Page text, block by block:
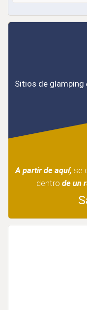
Sitios de glamping
A partir de aquí, se
dentro de un